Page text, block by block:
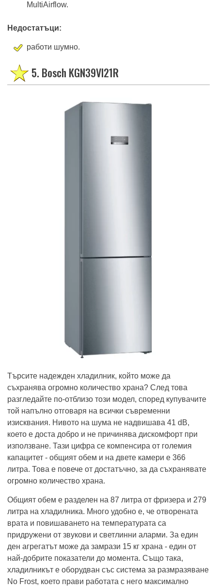
MultiAirflow.
Недостатъци:
работи шумно.
5. Bosch KGN39VI21R
Търсите надежден хладилник, който може да
съхранява огромно количество храна? След това
разгледайте по-отблизо този модел, според купувачите
той напълно отговаря на всички съвременни
изисквания. Нивото на шума не надвишава 41 dB,
което е доста добро и не причинява дискомфорт при
използване. Тази цифра се компенсира от големия
капацитет - общият обем и на двете камери е 366
литра. Това е повече от достатъчно, за да съхранявате
огромно количество храна.
Общият обем е разделен на 87 литра от фризера и 279
литра на хладилника. Много удобно е, че отворената
врата и повишаването на температурата са
придружени от звукови и светлинни аларми. За един
ден агрегатът може да замрази 15 кг храна - един от
най-добрите показатели до момента. Също така,
хладилникът е оборудван със система за размразяване
No Frost, което прави работата с него максимално